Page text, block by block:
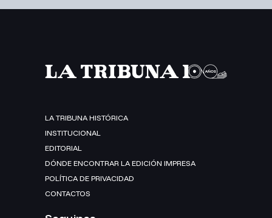
LA TRIBUNA HISTÓRICA
INSTITUCIONAL
EDITORIAL
DÓNDE ENCONTRAR LA EDICIÓN IMPRESA
POLÍTICA DE PRIVACIDAD
CONTACTOS